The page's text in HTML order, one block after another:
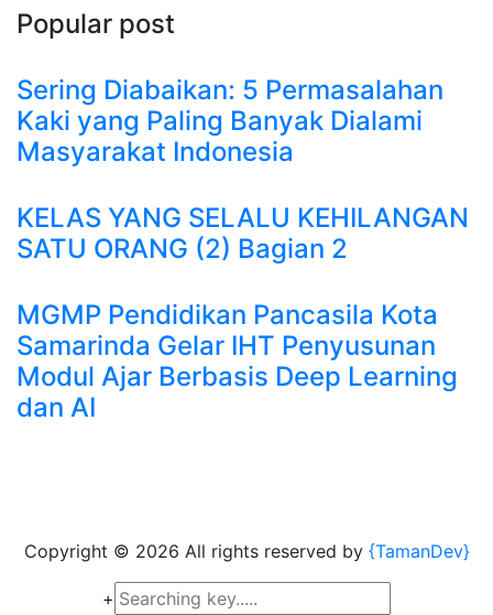
Popular post
Sering Diabaikan: 5 Permasalahan
Kaki yang Paling Banyak Dialami
Masyarakat Indonesia
KELAS YANG SELALU KEHILANGAN
SATU ORANG (2) Bagian 2
MGMP Pendidikan Pancasila Kota
Samarinda Gelar IHT Penyusunan
Modul Ajar Berbasis Deep Learning
dan AI
Copyright © 2026 All rights reserved by {TamanDev}
+